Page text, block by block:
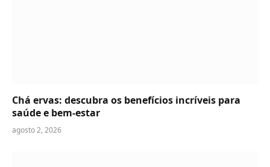
Chá ervas: descubra os benefícios incríveis para
saúde e bem-estar
agosto 2, 2026